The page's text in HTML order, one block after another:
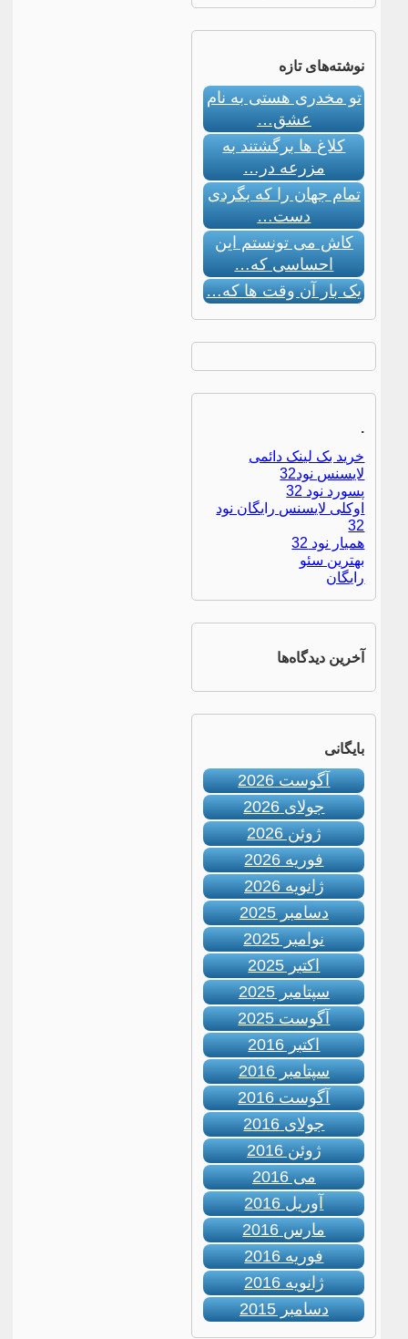
نوشته‌های تازه
تو مخدری هستی به نام
عشق…
کلاغ ها برگشتند به
مزرعه در…
تمام جهان را که بگردی
دست…
کاش می تونستم این
احساسی که…
یک بار آن وقت ها که…
.
خرید بک لینک دائمی
لایسنس نود32
پسورد نود 32
اوکلی لایسنس رایگان نود
32
همیار نود 32
بهترین سئو
رایگان
آخرین دیدگاه‌ها
بایگانی
آگوست 2026
جولای 2026
ژوئن 2026
فوریه 2026
ژانویه 2026
دسامبر 2025
نوامبر 2025
اکتبر 2025
سپتامبر 2025
آگوست 2025
اکتبر 2016
سپتامبر 2016
آگوست 2016
جولای 2016
ژوئن 2016
می 2016
آوریل 2016
مارس 2016
فوریه 2016
ژانویه 2016
دسامبر 2015